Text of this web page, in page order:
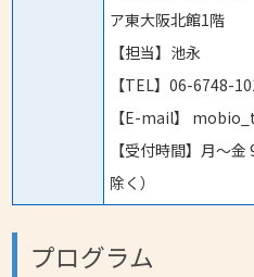
ア東大阪北館1階
【担当】池永
【TEL】06-6748-
【E-mail】
【受付時間】月～
除く）
プログラム